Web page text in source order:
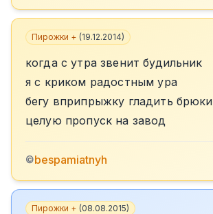
Пирожки + (19.12.2014)
когда с утра звенит будильник
я с криком радостным ура
бегу вприпрыжку гладить брюки
целую пропуск на завод
©bespamiatnyh
Пирожки + (08.08.2015)